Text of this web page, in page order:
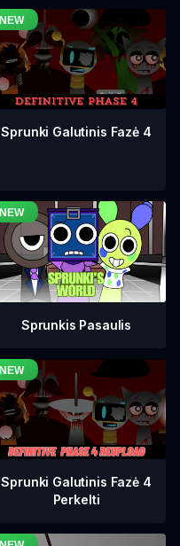
Sprunki Galutinis Fazė 4
Sprunkis Pasaulis
Sprunki Galutinis Fazė 4
Perkelti